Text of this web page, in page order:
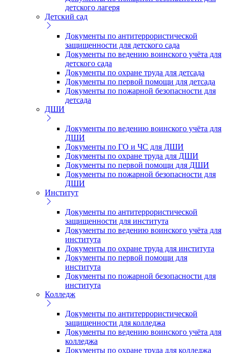
детского лагеря
Детский сад
Документы по антитеррористической
защищенности для детского сада
Документы по ведению воинского учёта для
детского сада
Документы по охране труда для детсада
Документы по первой помощи для детсада
Документы по пожарной безопасности для
детсада
ДШИ
Документы по ведению воинского учёта для
ДШИ
Документы по ГО и ЧС для ДШИ
Документы по охране труда для ДШИ
Документы по первой помощи для ДШИ
Документы по пожарной безопасности для
ДШИ
Институт
Документы по антитеррористической
защищенности для института
Документы по ведению воинского учёта для
института
Документы по охране труда для института
Документы по первой помощи для
института
Документы по пожарной безопасности для
института
Колледж
Документы по антитеррористической
защищенности для колледжа
Документы по ведению воинского учёта для
колледжа
Документы по охране труда для колледжа